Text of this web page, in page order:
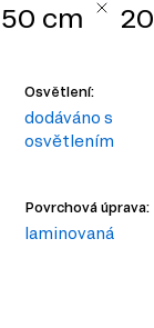
cm
Osvětlení:
dodáváno s
osvětlením
Povrchová úprava:
laminovaná